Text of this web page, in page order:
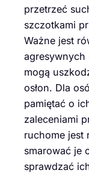
przetrzeć
szczotkami
Ważne jest
mogą
osłon. Dla
pamiętać o
zaleceniami
ruchome jest
smarować je
sprawdzać